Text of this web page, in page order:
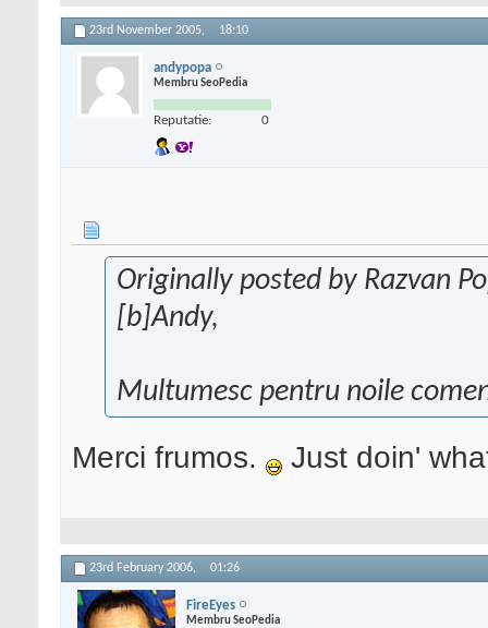
23rd November 2005, 18:10
andypopa
Membru SeoPedia
Reputatie: 0
Originally posted by Razvan
[b]Andy,
Multumesc pentru noile
Merci frumos. Just doin'
23rd February 2006, 01:26
FireEyes
Membru SeoPedia